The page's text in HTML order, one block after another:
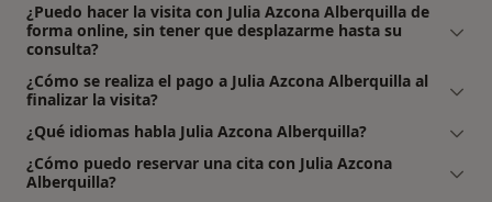
¿Puedo hacer la visita con Julia Azcona Alberquilla de
forma online, sin tener que desplazarme hasta su
consulta?
¿Cómo se realiza el pago a Julia Azcona Alberquilla al
finalizar la visita?
¿Qué idiomas habla Julia Azcona Alberquilla?
¿Cómo puedo reservar una cita con Julia Azcona
Alberquilla?